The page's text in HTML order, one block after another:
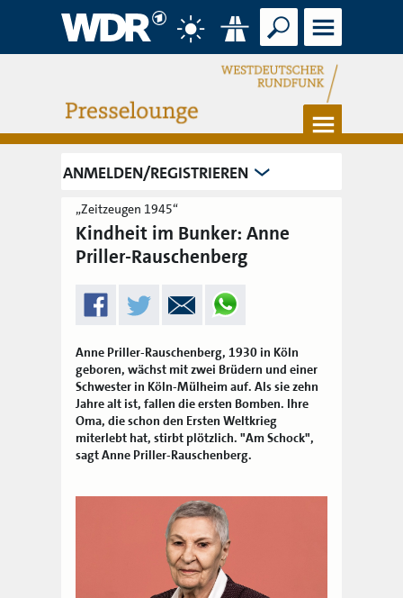
Verkehr
Suche Menü
Menü
ANMELDEN/REGISTRIEREN
„Zeitzeugen 1945“
Kindheit im Bunker: Anne
Priller-Rauschenberg
Anne Priller-Rauschenberg, 1930 in Köln
geboren, wächst mit zwei Brüdern und einer
Schwester in Köln-Mülheim auf. Als sie zehn
Jahre alt ist, fallen die ersten Bomben. Ihre
Oma, die schon den Ersten Weltkrieg
miterlebt hat, stirbt plötzlich. "Am Schock",
sagt Anne Priller-Rauschenberg.